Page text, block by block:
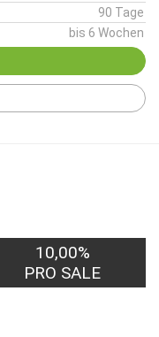
90 Tage
bis 6 Wochen
10,00%
PRO SALE